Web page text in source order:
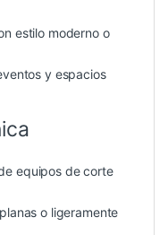
estilo moderno o
y espacios
equipos de corte
o ligeramente